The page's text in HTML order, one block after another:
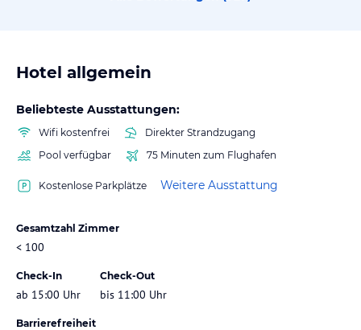
Hotel allgemein
Beliebteste Ausstattungen:
Wifi kostenfrei
Direkter Strandzugang
Pool verfügbar
75 Minuten zum Flughafen
Kostenlose Parkplätze Weitere Ausstattung
Gesamtzahl Zimmer
< 100
Check-In
ab 15:00 Uhr
Check-Out
bis 11:00 Uhr
Barrierefreiheit